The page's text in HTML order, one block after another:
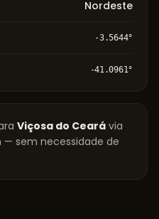
Nordeste
-3.5644°
-41.0961°
Viçosa do Ceará via
— sem necessidade de